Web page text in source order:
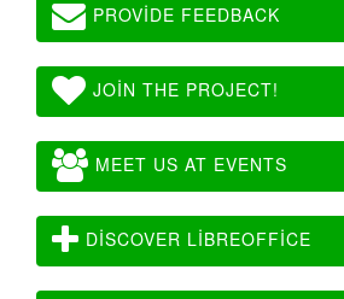
PROVIDE FEEDBACK
JOIN THE PROJECT!
MEET US AT EVENTS
DISCOVER LIBREOFFICE